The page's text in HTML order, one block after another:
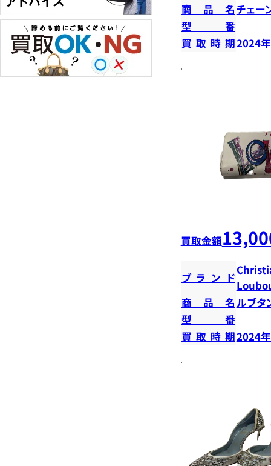
商品名チェー
型番
買取時期2024
買取金額
ブランド
商品名 ルブ
型番
買取時期2024